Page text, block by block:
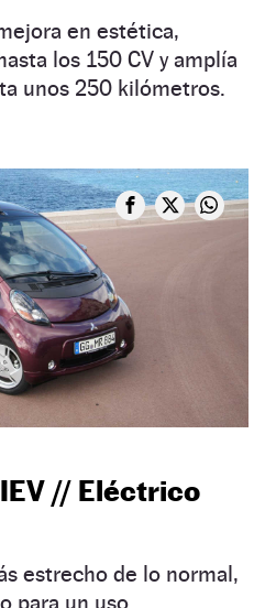
en estética,
los 150 CV y amplía
unos 250 kilómetros.
// Eléctrico
estrecho de lo normal,
para un uso